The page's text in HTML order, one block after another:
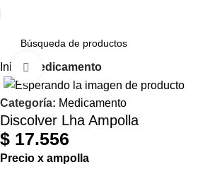
Inicio Medicamento
Haga Click para agrandar
Categoría: Medicamento
Discolver Lha Ampolla
$ 17.556
Precio x ampolla